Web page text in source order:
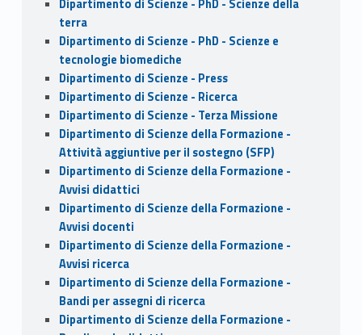
Dipartimento di Scienze - PhD - Scienze della
terra
Dipartimento di Scienze - PhD - Scienze e
tecnologie biomediche
Dipartimento di Scienze - Press
Dipartimento di Scienze - Ricerca
Dipartimento di Scienze - Terza Missione
Dipartimento di Scienze della Formazione -
Attività aggiuntive per il sostegno (SFP)
Dipartimento di Scienze della Formazione -
Avvisi didattici
Dipartimento di Scienze della Formazione -
Avvisi docenti
Dipartimento di Scienze della Formazione -
Avvisi ricerca
Dipartimento di Scienze della Formazione -
Bandi per assegni di ricerca
Dipartimento di Scienze della Formazione -